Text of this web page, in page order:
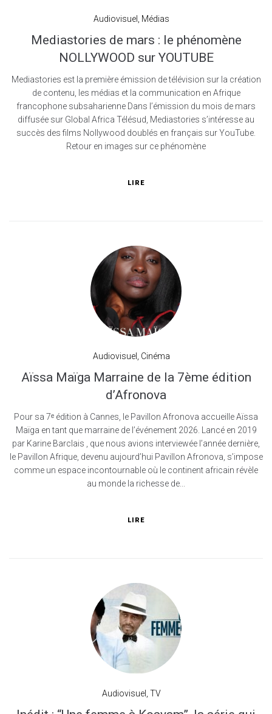
Audiovisuel Médias
Mediastories de mars : le phénomène
NOLLYWOOD sur YOUTUBE
Mediastories est la première émission de télévision sur la création
de contenu, les médias et la communication en Afrique
francophone subsaharienne Dans l’émission du mois de mars
diffusée sur Global Africa Télésud, Mediastories s’intéresse au
succès des films Nollywood doublés en français sur YouTube.
Retour en images sur ce phénomène
LIRE
Audiovisuel Cinéma
Aïssa Maïga Marraine de la 7ème édition
d’Afronova
Pour sa 7ᵉ édition à Cannes, le Pavillon Afronova accueille Aïssa
Maïga en tant que marraine de l’événement 2026. Lancé en 2019
par Karine Barclais , que nous avions interviewée l’année dernière,
le Pavillon Afrique, devenu aujourd’hui Pavillon Afronova, s’impose
comme un espace incontournable où le continent africain révèle
au monde la richesse de...
LIRE
Audiovisuel TV